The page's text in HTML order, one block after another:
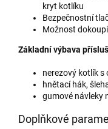
kryt kotlíku
Bezpečnostní
Možnost
Základní výbava
nerezový kotlík
hnětací hák,
gumové návleky
Doplňkové